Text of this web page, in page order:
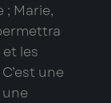
Marie,
les
une